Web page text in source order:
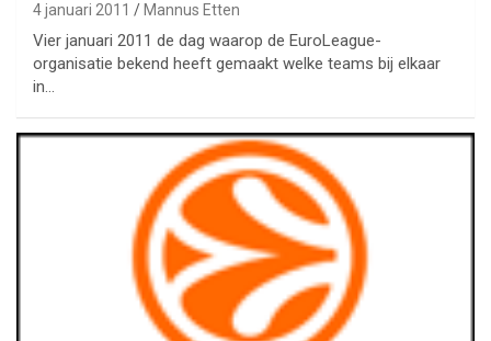
4 januari 2011 Mannus Etten
Vier januari 2011 de dag waarop de EuroLeague-
organisatie bekend heeft gemaakt welke teams bij elkaar
in…